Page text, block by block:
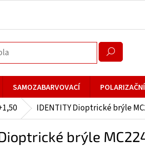
SAMOZABARVOVACÍ POLARIZAČNÍ
IDENTITY Dioptrické brýle
brýle